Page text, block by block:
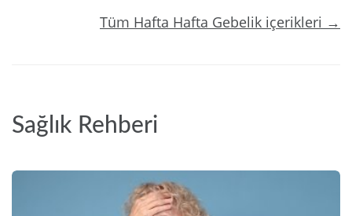
Tüm Hafta Hafta Gebelik içerikleri →
Sağlık Rehberi